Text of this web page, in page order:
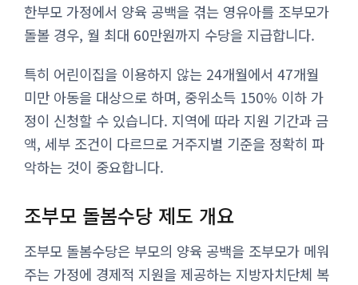
한부모 가정에서 양육 공백을 겪는 영유아를 조부모가
돌볼 경우, 월 최대 60만원까지 수당을 지급합니다.
특히 어린이집을 이용하지 않는 24개월에서 47개월
미만 아동을 대상으로 하며, 중위소득 150% 이하 가
정이 신청할 수 있습니다. 지역에 따라 지원 기간과 금
액, 세부 조건이 다르므로 거주지별 기준을 정확히 파
악하는 것이 중요합니다.
조부모 돌봄수당 제도 개요
조부모 돌봄수당은 부모의 양육 공백을 조부모가 메워
주는 가정에 경제적 지원을 제공하는 지방자치단체 복